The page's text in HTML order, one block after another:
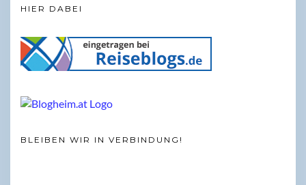
HIER DABEI
BLEIBEN WIR IN VERBINDUNG!